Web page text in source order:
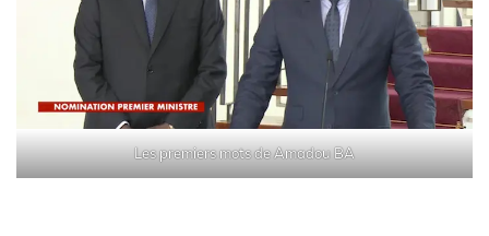
Les premiers mots de Amadou BA